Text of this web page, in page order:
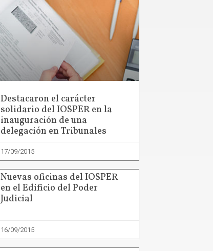
Destacaron el carácter
solidario del IOSPER en la
inauguración de una
delegación en Tribunales
17/09/2015
Nuevas oficinas del IOSPER
en el Edificio del Poder
Judicial
16/09/2015